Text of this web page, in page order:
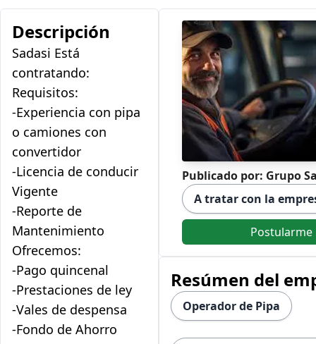
Descripción
Sadasi Está
contratando:
Requisitos:
-Experiencia con pipa
o camiones con
convertidor
-Licencia de conducir
Vigente
-Reporte de
Mantenimiento
Ofrecemos:
-Pago quincenal
-Prestaciones de ley
-Vales de despensa
-Fondo de Ahorro
Publicado por: Grupo
A tratar con la
Postularme
Resúmen del
Operador de Pipa